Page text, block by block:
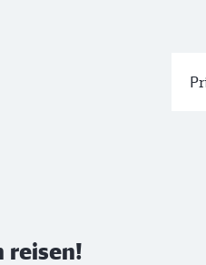
reisen!